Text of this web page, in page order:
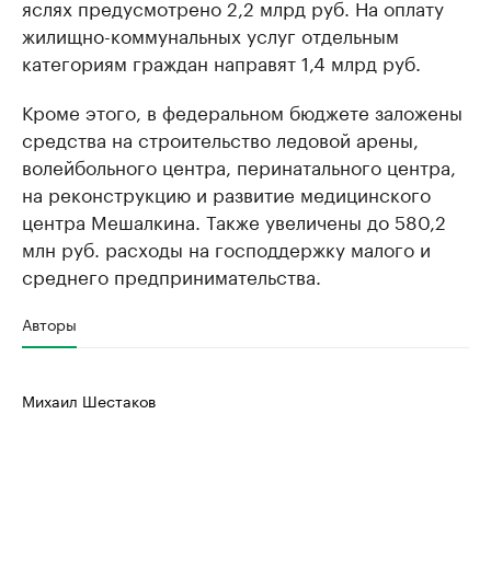
яслях предусмотрено 2,2 млрд руб. На оплату
жилищно-коммунальных услуг отдельным
категориям граждан направят 1,4 млрд руб.
Кроме этого, в федеральном бюджете заложены
средства на строительство ледовой арены,
волейбольного центра, перинатального центра,
на реконструкцию и развитие медицинского
центра Мешалкина. Также увеличены до 580,2
млн руб. расходы на господдержку малого и
среднего предпринимательства.
Авторы
Михаил Шестаков